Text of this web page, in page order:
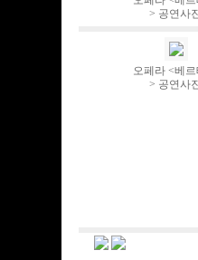
> 공연사
오페라 <베
> 공연사